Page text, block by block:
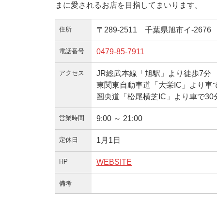
まに愛されるお店を目指してまいります。
住所 〒289-2511 千葉県旭市イ-2676
電話番号 0479-85-7911
アクセス
JR総武本線「旭駅」より徒歩7分
東関東自動車道「大栄IC」より車
圏央道「松尾横芝IC」より車で30
営業時間 9:00 ～ 21:00
定休日 1月1日
HP WEBSITE
備考